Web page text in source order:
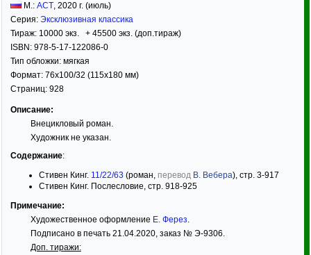
М.: АСТ, 2020 г. (июль)
Серия: Эксклюзивная классика
Тираж: 10000 экз. + 45500 экз. (доп.тираж)
ISBN: 978-5-17-122086-0
Тип обложки: мягкая
Формат: 76x100/32 (115x180 мм)
Страниц: 928
Описание:
Внецикловый роман.
Художник не указан.
Содержание:
Стивен Кинг. 11/22/63 (роман, перевод В. Вебера), стр. 3-917
Стивен Кинг. Послесловие, стр. 918-925
Примечание:
Художественное оформление Е. Ферез.
Подписано в печать 21.04.2020, заказ № Э-9306.
Доп. тиражи: